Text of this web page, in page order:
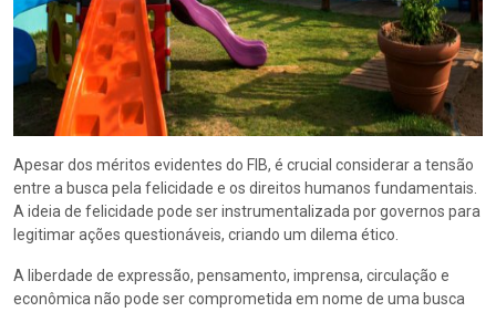
Apesar dos méritos evidentes do FIB, é crucial considerar a tensão
entre a busca pela felicidade e os direitos humanos fundamentais.
A ideia de felicidade pode ser instrumentalizada por governos para
legitimar ações questionáveis, criando um dilema ético.
A liberdade de expressão, pensamento, imprensa, circulação e
econômica não pode ser comprometida em nome de uma busca